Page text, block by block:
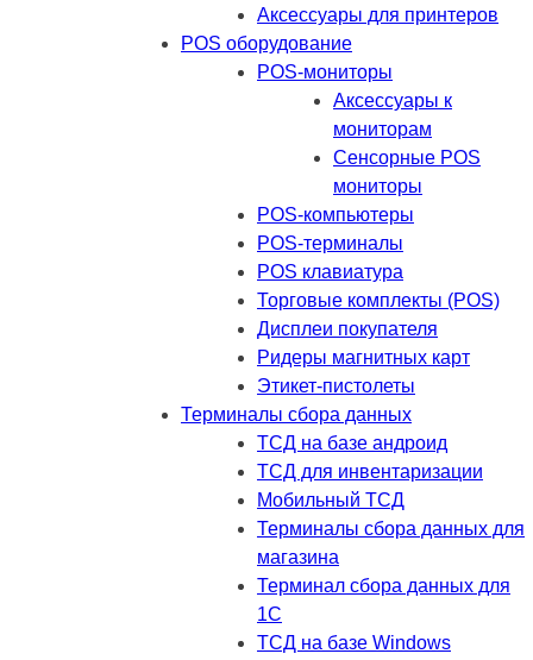
Аксессуары для принтеров
POS оборудование
POS-мониторы
Аксессуары к
мониторам
Сенсорные POS
мониторы
POS-компьютеры
POS-терминалы
POS клавиатура
Торговые комплекты (POS)
Дисплеи покупателя
Ридеры магнитных карт
Этикет-пистолеты
Терминалы сбора данных
ТСД на базе андроид
ТСД для инвентаризации
Мобильный ТСД
Терминалы сбора данных для
магазина
Терминал сбора данных для
1C
ТСД на базе Windows